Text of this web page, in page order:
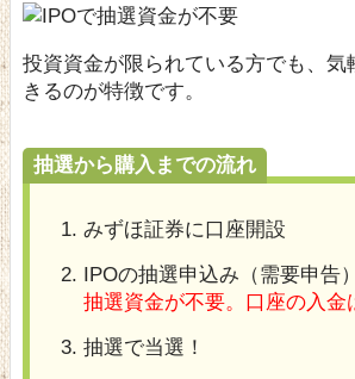
投資資金が限られている方でも、気
きるのが特徴です。
抽選から購入までの流れ
みずほ証券に口座開設
IPOの抽選申込み（需要申告）
抽選資金が不要。口座の入金
抽選で当選！